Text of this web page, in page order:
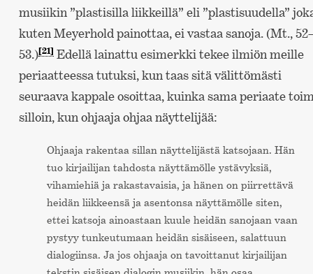
musiikin ”plastisilla liikkeillä” eli ”plastisuudella”
kuten Meyerhold painottaa, ei vastaa sanoja. (Mt.,
53.)[21]Edellä lainattu esimerkki tekee ilmiön meille
periaatteessa tutuksi, kun taas sitä välittömästi
seuraava kappale osoittaa, kuinka sama periaate
silloin, kun ohjaaja ohjaa näyttelijää:
Ohjaaja rakentaa sillan näyttelijästä katsojaan. Hän
tuo kirjailijan tahdosta näyttämölle ystävyksiä,
vihamiehiä ja rakastavaisia, ja hänen on piirrettävä
heidän liikkeensä ja asentonsa näyttämölle siten,
ettei katsoja ainoastaan kuule heidän sanojaan vaan
pystyy tunkeutumaan heidän sisäiseen, salattuun
dialogiinsa. Ja jos ohjaaja on tavoittanut kirjailijan